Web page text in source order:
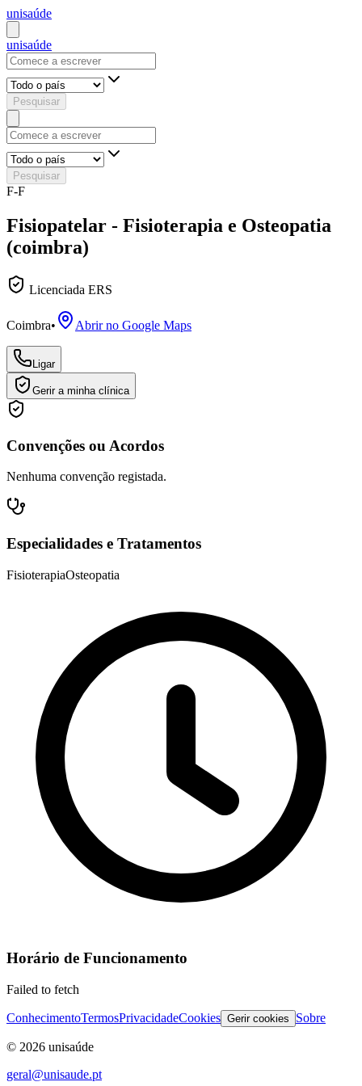
unisaúde
unisaúde
Pesquisar
Pesquisar
F-F
Fisiopatelar - Fisioterapia e Osteopatia
(coimbra)
Licenciada ERS
Coimbra• Abrir no Google Maps
Ligar
Gerir a minha clínica
Convenções ou Acordos
Nenhuma convenção registada.
Especialidades e Tratamentos
FisioterapiaOsteopatia
Horário de Funcionamento
Failed to fetch
ConhecimentoTermosPrivacidadeCookies Gerir cookies Sobre
© 2026 unisaúde
geral@unisaude.pt